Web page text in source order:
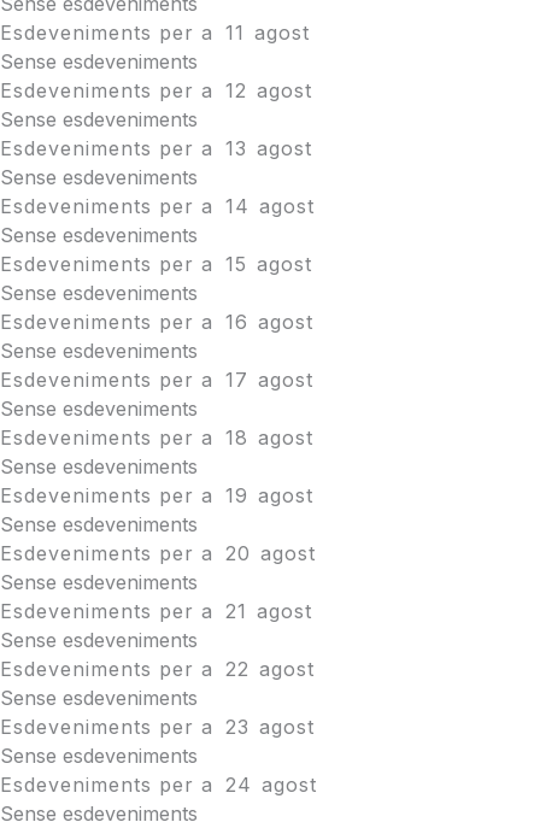
Esdeveniments per a 11 agost
Sense esdeveniments
Esdeveniments per a 12 agost
Sense esdeveniments
Esdeveniments per a 13 agost
Sense esdeveniments
Esdeveniments per a 14 agost
Sense esdeveniments
Esdeveniments per a 15 agost
Sense esdeveniments
Esdeveniments per a 16 agost
Sense esdeveniments
Esdeveniments per a 17 agost
Sense esdeveniments
Esdeveniments per a 18 agost
Sense esdeveniments
Esdeveniments per a 19 agost
Sense esdeveniments
Esdeveniments per a
20 agost
Sense esdeveniments
Esdeveniments per a
21 agost
Sense esdeveniments
Esdeveniments per a
22 agost
Sense esdeveniments
Esdeveniments per a
23 agost
Sense esdeveniments
Esdeveniments per a
24 agost
Sense esdeveniments